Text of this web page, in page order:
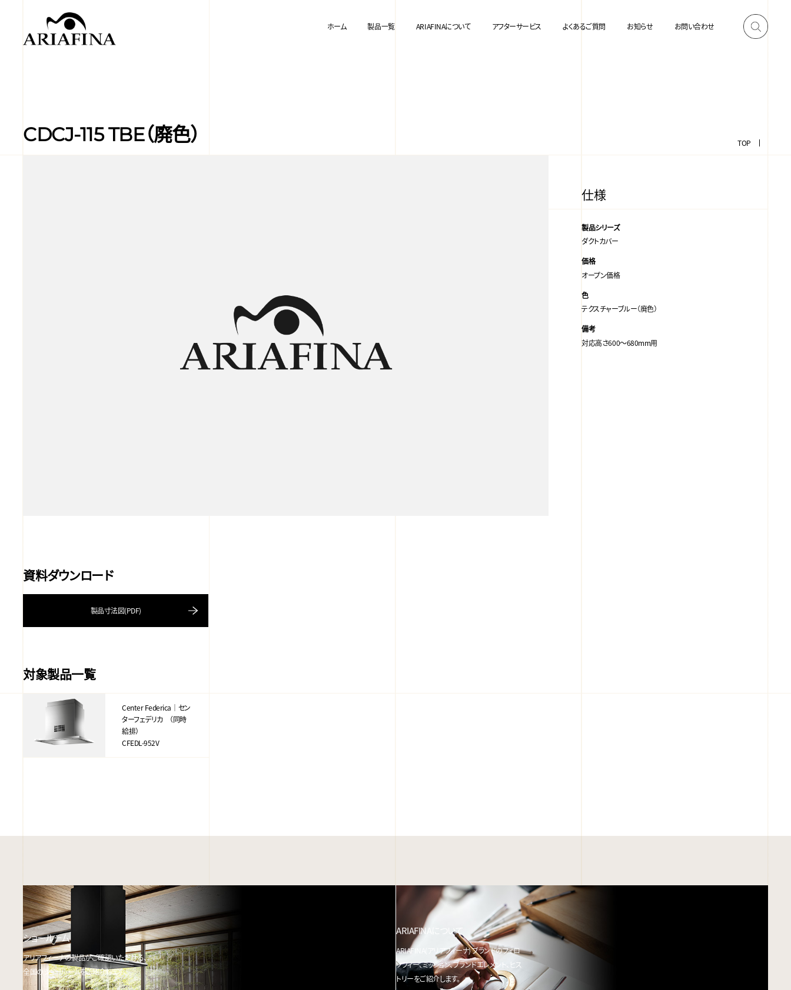
ホーム 製品一覧 ARIAFINAについて アフターサービス よくあるご質問 お知らせ お問い合わせ
CDCJ-115 TBE（廃色） TOP
仕様
製品シリーズ
ダクトカバー
価格
オープン価格
色
テクスチャーブルー（廃色）
備考
対応高さ600～680mm用
資料ダウンロード
製品寸法図(PDF)
対象製品一覧
Center Federica｜セン
ターフェデリカ （同時
給排）
CFEDL-952V
ショールーム
アリアフィーナの製品がご確認いただける、
全国のショールームをご紹介します。
ARIAFINAについて
ARIAFINA(アリアフィーナ) ブランドのフィロ
ソフィー、ミッション、ブランドエレメント、ヒス
トリーをご紹介します。